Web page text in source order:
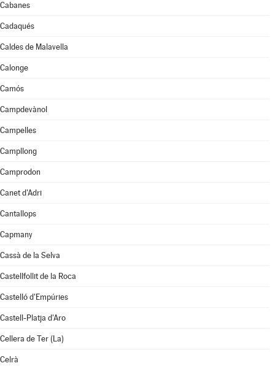
Cabanes
Cadaqués
Caldes de Malavella
Calonge
Camós
Campdevànol
Campelles
Campllong
Camprodon
Canet d'Adri
Cantallops
Capmany
Cassà de la Selva
Castellfollit de la Roca
Castelló d'Empúries
Castell-Platja d'Aro
Cellera de Ter (La)
Celrà